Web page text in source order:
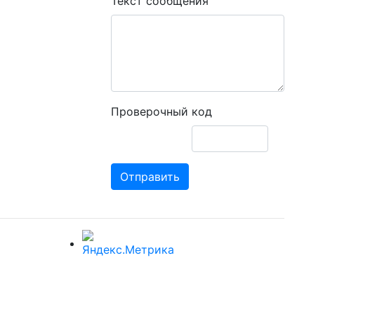
Проверочный код
Отправить